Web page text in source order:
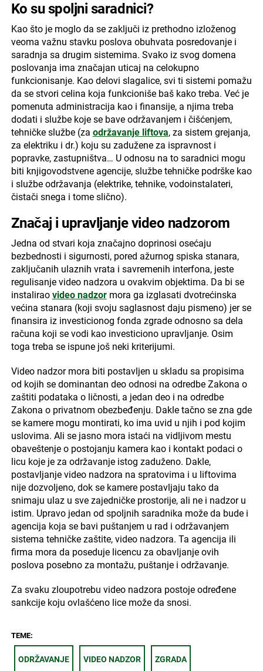
Ko su spoljni saradnici?
Kao što je moglo da se zaključi iz prethodno izloženog
veoma važnu stavku poslova obuhvata posredovanje i
saradnja sa drugim sistemima. Svako iz svog domena
poslovanja ima značajan uticaj na celokupno
funkcionisanje. Kao delovi slagalice, svi ti sistemi pomažu
da se stvori celina koja funkcioniše baš kako treba. Već je
pomenuta administracija kao i finansije, a njima treba
dodati i službe koje se bave održavanjem i čišćenjem,
tehničke službe (za održavanje liftova, za sistem grejanja,
za elektriku i dr.) koju su zadužene za ispravnost i
popravke, zastupništva… U odnosu na to saradnici mogu
biti knjigovodstvene agencije, službe tehničke podrške kao
i službe održavanja (elektrike, tehnike, vodoinstalateri,
čistači snega i tome slično).
Značaj i upravljanje video nadzorom
Jedna od stvari koja značajno doprinosi osećaju
bezbednosti i sigurnosti, pored ažurnog spiska stanara,
zaključanih ulaznih vrata i savremenih interfona, jeste
regulisanje video nadzora u ovakvim objektima. Da bi se
instalirao video nadzormora ga izglasati dvotrećinska
većina stanara (koji svoju saglasnost daju pismeno) jer se
finansira iz investicionog fonda zgrade odnosno sa dela
računa koji se vodi kao investiciono upravljanje. Osim
toga treba se ispune još neki kriterijumi.
Video nadzor mora biti postavljen u skladu sa propisima
od kojih se dominantan deo odnosi na odredbe Zakona o
zaštiti podataka o ličnosti, a jedan deo i na odredbe
Zakona o privatnom obezbeđenju. Dakle tačno se zna gde
se kamere mogu montirati, ko ima uvid u njih i pod kojim
uslovima. Ali se jasno mora istaći na vidljivom mestu
obaveštenje o postojanju kamera kao i kontakt podaci o
licu koje je za održavanje istog zaduženo. Dakle,
postavljanje video nadzora na spratovima i u liftovima
nije dozvoljeno, dok se kamere postavljaju tako da
snimaju ulaz u sve zajedničke prostorije, ali ne i nadzor u
istim. Upravo jedan od spoljnih saradnika može da bude i
agencija koja se bavi puštanjem u rad i održavanjem
sistema tehničke zaštite, video nadzora. Ta agencija ili
firma mora da poseduje licencu za obavljanje ovih
poslova posebno za montažu, puštanje i održavanje.
Za svaku zloupotrebu video nadzora postoje određene
sankcije koju ovlašćeno lice može da snosi.
TEME:
ODRŽAVANJE VIDEO NADZOR ZGRADA